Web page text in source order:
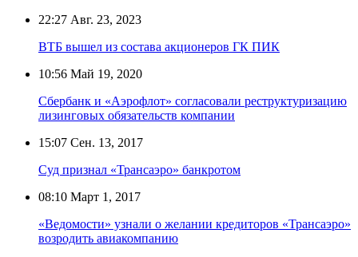
22:27 Авг. 23, 2023
ВТБ вышел из состава акционеров ГК ПИК
10:56 Май 19, 2020
Сбербанк и «Аэрофлот» согласовали реструктуризацию
лизинговых обязательств компании
15:07 Сен. 13, 2017
Суд признал «Трансаэро» банкротом
08:10 Март 1, 2017
«Ведомости» узнали о желании кредиторов «Трансаэро»
возродить авиакомпанию